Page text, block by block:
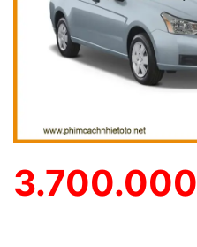
3.700.000